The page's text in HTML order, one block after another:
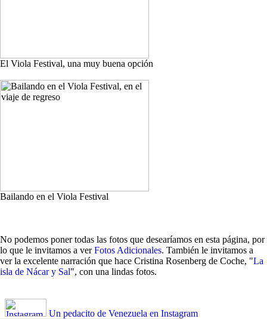
El Viola Festival, una muy buena opción
Bailando en el Viola Festival
No podemos poner todas las fotos que desearíamos en esta página, por
lo que le invitamos a verFotos Adicionales. También le invitamos a
ver la excelente narración que hace Cristina Rosenberg de Coche, "La
isla de Nácar y Sal", con una lindas fotos.
Un pedacito de Venezuela en Instagram